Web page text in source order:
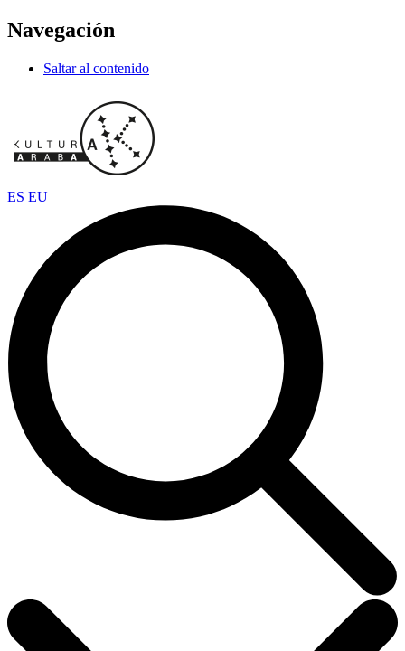
Navegación
Saltar al contenido
ES EU